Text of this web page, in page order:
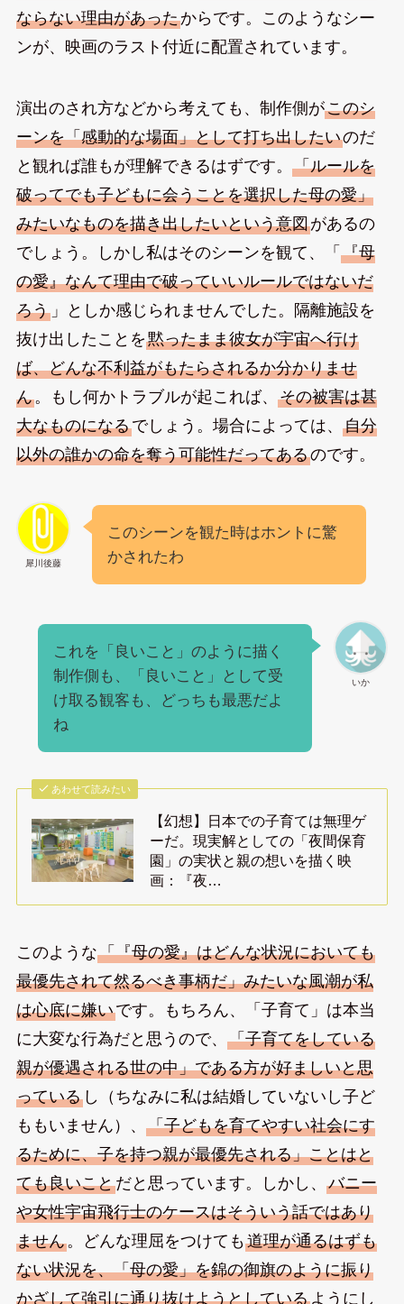
ならない理由があったからです。このようなシー
ンが、映画のラスト付近に配置されています。
演出のされ方などから考えても、制作側がこのシ
ーンを「感動的な場面」として打ち出したいのだ
と観れば誰もが理解できるはずです。 「ルールを
破ってでも子どもに会うことを選択した母の愛」
みたいなものを描き出したいという意図があるの
でしょう。しかし私はそのシーンを観て、「 『母
の愛』なんて理由で破っていいルールではないだ
ろう」としか感じられませんでした。隔離施設を
抜け出したことを黙ったまま彼女が宇宙へ行け
ば、どんな不利益がもたらされるか分かりませ
ん。もし何かトラブルが起これば、 その被害は甚
大なものになるでしょう。場合によっては、 自分
以外の誰かの命を奪う可能性だってあるのです。
犀川後藤
このシーンを観た時はホントに驚
かされたわ
いか
これを「良いこと」のように描く
制作側も、「良いこと」として受
け取る観客も、どっちも最悪だよ
ね
あわせて読みたい
【幻想】日本での子育ては無理ゲ
ーだ。現実解としての「夜間保育
園」の実状と親の想いを描く映
画：『夜…
このような「『母の愛』はどんな状況においても
最優先されて然るべき事柄だ」みたいな風潮が私
は心底に嫌いです。もちろん、「子育て」は本当
に大変な行為だと思うので、 「子育てをしている
親が優遇される世の中」である方が好ましいと思
っているし（ちなみに私は結婚していないし子ど
ももいません）、 「子どもを育てやすい社会にす
るために、子を持つ親が最優先される」ことはと
ても良いことだと思っています。しかし、 バニー
や女性宇宙飛行士のケースはそういう話ではあり
ません。どんな理屈をつけても道理が通るはずも
ない状況を、「母の愛」を錦の御旗のように振り
かざして強引に通り抜けようとしているようにし